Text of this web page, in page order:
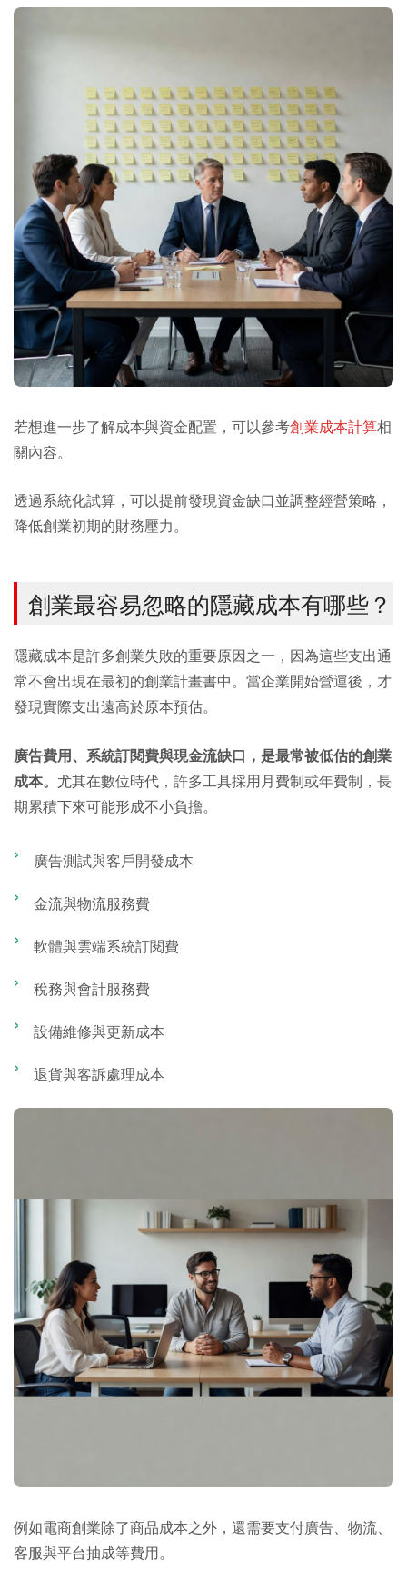
若想進一步了解成本與資金配置，可以參考創業成本計算相
關內容。
透過系統化試算，可以提前發現資金缺口並調整經營策略，
降低創業初期的財務壓力。
創業最容易忽略的隱藏成本有哪些？
隱藏成本是許多創業失敗的重要原因之一，因為這些支出通
常不會出現在最初的創業計畫書中。當企業開始營運後，才
發現實際支出遠高於原本預估。
廣告費用、系統訂閱費與現金流缺口，是最常被低估的創業
成本。 尤其在數位時代，許多工具採用月費制或年費制，長
期累積下來可能形成不小負擔。
廣告測試與客戶開發成本
金流與物流服務費
軟體與雲端系統訂閱費
稅務與會計服務費
設備維修與更新成本
退貨與客訴處理成本
例如電商創業除了商品成本之外，還需要支付廣告、物流、
客服與平台抽成等費用。